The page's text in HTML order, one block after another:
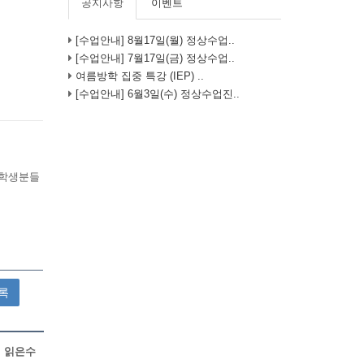
공지사항 이벤트
[수업안내] 8월17일(월) 정상수업..
[수업안내] 7월17일(금) 정상수업..
여름방학 집중 특강 (IEP) ..
[수업안내] 6월3일(수) 정상수업진..